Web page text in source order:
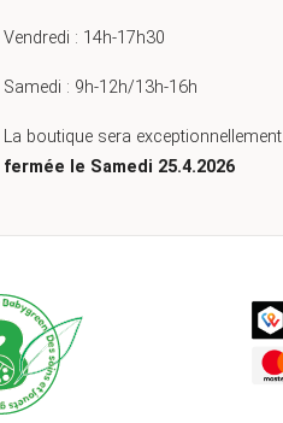
Vendredi : 14h-17h30
Samedi : 9h-12h/13h-16h
La boutique sera exceptionnellement
fermée le Samedi 25.4.2026